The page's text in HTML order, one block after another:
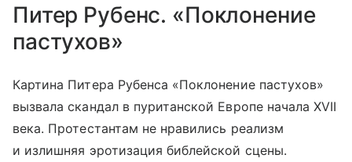
Питер Рубенс. «Поклонение
пастухов»
Картина Питера Рубенса «Поклонение пастухов»
вызвала скандал в пуританской Европе начала XVII
века. Протестантам не нравились реализм
и излишняя эротизация библейской сцены.